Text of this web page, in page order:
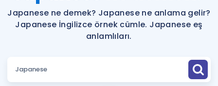
ÜYE DEĞİLİM
Katılımcı Görüşleri
Faydalı Araçlar
Sözlük
Hakkımızda
Japanese ne demek? Japanese ne anlama gelir?
Japanese İngilizce örnek cümle. Japanese eş
anlamlıları.